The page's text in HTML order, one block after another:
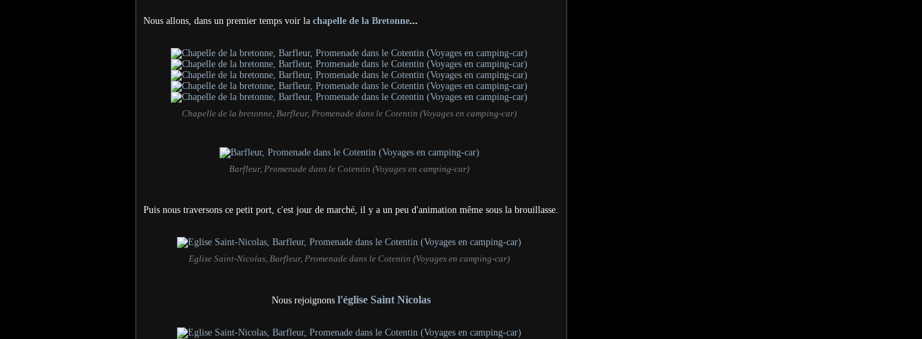
Nous allons, dans un premier temps voir la chapelle de la Bretonne...
Chapelle de la bretonne, Barfleur, Promenade dans le Cotentin (Voyages en camping-car)
Barfleur, Promenade dans le Cotentin (Voyages en camping-car)
Puis nous traversons ce petit port, c'est jour de marché, il y a un peu d'animation même sous la brouillasse.
Eglise Saint-Nicolas, Barfleur, Promenade dans le Cotentin (Voyages en camping-car)
Nous rejoignons l'église Saint Nicolas